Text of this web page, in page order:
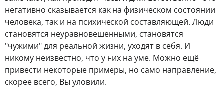
негативно сказывается как на физическом состоянии
человека, так и на психической составляющей. Люди
становятся неуравновешенными, становятся
"чужими" для реальной жизни, уходят в себя. И
никому неизвестно, что у них на уме. Можно ещё
привести некоторые примеры, но само направление,
скорее всего, Вы уловили.